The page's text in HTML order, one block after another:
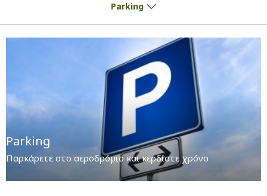
Parking
Parking
Παρκάρετε στο αεροδρόμιο και κερδίστε χρόνο